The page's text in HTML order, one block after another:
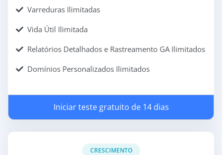
Varreduras Ilimitadas
Vida Útil Ilimitada
Relatórios Detalhados e Rastreamento GA Ilimitados
Domínios Personalizados Ilimitados
Iniciar teste gratuito de 14 dias
CRESCIMENTO